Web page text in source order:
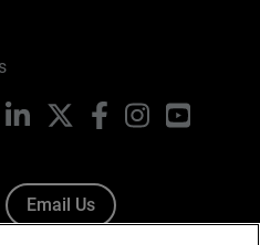
LinkedIn FacebookInstagramYouTube
Email Us